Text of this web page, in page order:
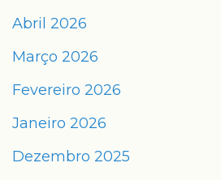
Abril 2026
Março 2026
Fevereiro 2026
Janeiro 2026
Dezembro 2025